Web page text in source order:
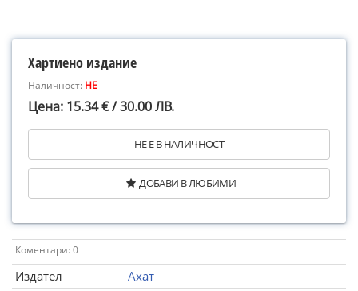
Хартиено издание
Наличност: НЕ
Цена: 15.34 € / 30.00 ЛВ.
НЕ Е В НАЛИЧНОСТ
ДОБАВИ В ЛЮБИМИ
Коментари: 0
Издател
Ахат